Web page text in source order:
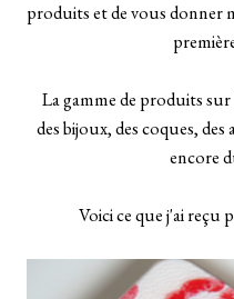
produits et de vous donner
La gamme de produits
des bijoux, des coques,
encore
Voici ce que j'ai reçu